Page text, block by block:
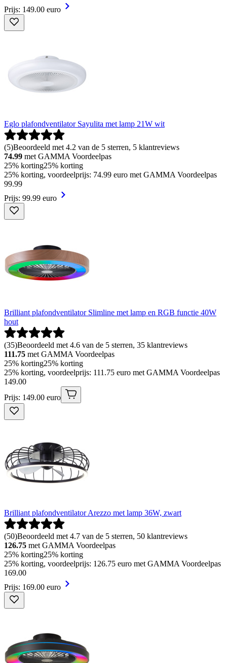
Prijs: 149.00 euro
Eglo plafondventilator Sayulita met lamp 21W wit
(5)Beoordeeld met 4.2 van de 5 sterren, 5 klantreviews
74.99 met GAMMA Voordeelpas
25% korting25% korting
25% korting, voordeelprijs: 74.99 euro met GAMMA Voordeelpas
99.99
Prijs: 99.99 euro
Brilliant plafondventilator Slimline met lamp en RGB functie 40W
hout
(35)Beoordeeld met 4.6 van de 5 sterren, 35 klantreviews
111.75 met GAMMA Voordeelpas
25% korting25% korting
25% korting, voordeelprijs: 111.75 euro met GAMMA Voordeelpas
149.00
Prijs: 149.00 euro
Brilliant plafondventilator Arezzo met lamp 36W, zwart
(50)Beoordeeld met 4.7 van de 5 sterren, 50 klantreviews
126.75 met GAMMA Voordeelpas
25% korting25% korting
25% korting, voordeelprijs: 126.75 euro met GAMMA Voordeelpas
169.00
Prijs: 169.00 euro